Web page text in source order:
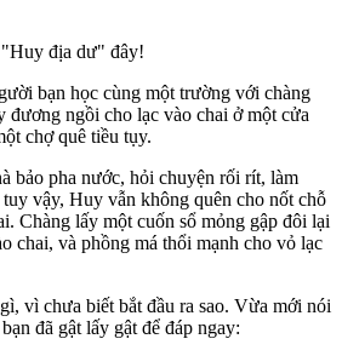
địa dư" đây!
bạn học cùng một trường với chàng
đương ngồi cho lạc vào chai ở một cửa
chợ quê tiều tụy.
bảo pha nước, hỏi chuyện rối rít, làm
vậy, Huy vẫn không quên cho nốt chỗ
Chàng lấy một cuốn sổ mỏng gập đôi lại
chai, và phồng má thổi mạnh cho vỏ lạc
vì chưa biết bắt đầu ra sao. Vừa mới nói
đã gật lấy gật để đáp ngay: